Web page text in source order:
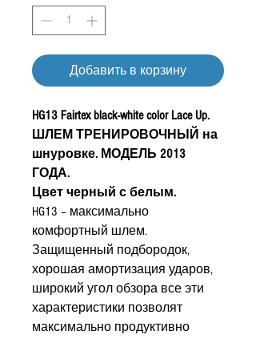
Добавить в корзину
HG13 Fairtex black-white color Lace Up.
ШЛЕМ ТРЕНИРОВОЧНЫЙ на
шнуровке. МОДЕЛЬ 2013
ГОДА.
Цвет черный с белым.
HG13 – максимально
комфортный шлем.
Защищенный подбородок,
хорошая амортизация ударов,
широкий угол обзора все эти
характеристики позволят
максимально продуктивно